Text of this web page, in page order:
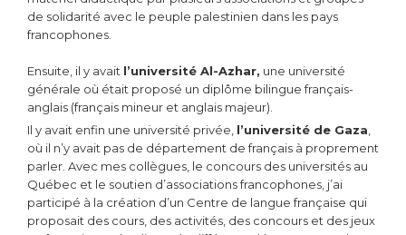
de solidarité avec le peuple palestinien dans les pays
francophones.
Ensuite, il y avait l’université Al-Azhar, une université
générale où était proposé un diplôme bilingue français-
anglais (français mineur et anglais majeur).
Il y avait enfin une université privée, l’université de Gaza,
où il n’y avait pas de département de français à proprement
parler. Avec mes collègues, le concours des universités au
Québec et le soutien d’associations francophones, j’ai
participé à la création d’un Centre de langue française qui
proposait des cours, des activités, des concours et des jeux